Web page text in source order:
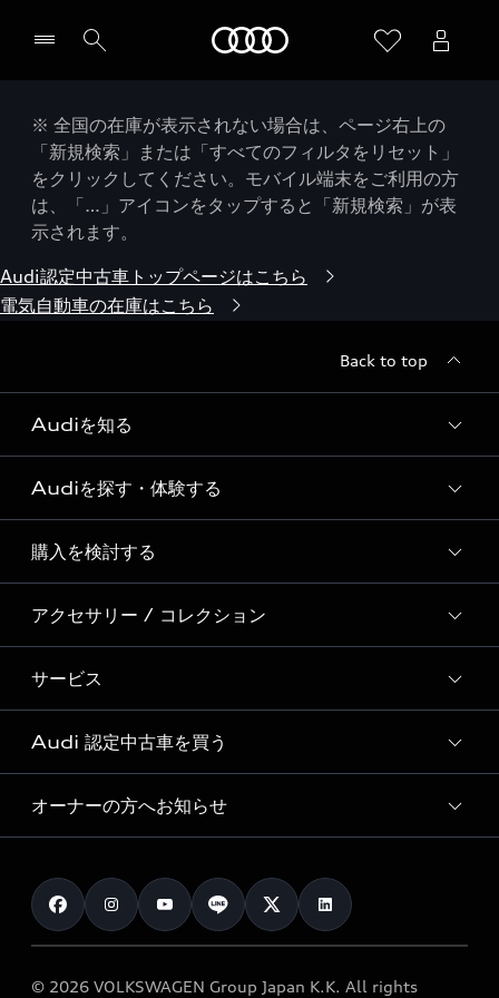
※ 全国の在庫が表示されない場合は、ページ右上の
「新規検索」または「すべてのフィルタをリセット」
をクリックしてください。モバイル端末をご利用の方
は、「…」アイコンをタップすると「新規検索」が表
示されます。
Audi認定中古車トップページはこちら
電気自動車の在庫はこちら
Back to top
Audiを知る
Audi ブランド
Story of Progress
Audi Sport
Formula 1®
デジタルサービス
Audiを探す・体験する
ディーラー検索
新車在庫検索
試乗車・展示車検索
見積り依頼
試乗予約
購入を検討する
モデル一覧
特別仕様モデル / 限定モデル
e-tronラインアップ
価格シミュレーション
車両比較
カタログ一覧
アクセサリー / コレクション
純正アクセサリー
オンラインショップ
Audi collection
アウディナビアプリ
サービス
サービス入庫予約
サービスプログラム
メンテナンス
車検 / 定期点検
e-tronアフターサポート
Audi 認定中古車を買う
Audi認定中古車
クオリティ
保証
メンテナンス
オーナーの方へお知らせ
お知らせ
オーナー様向けキャンペーン
© 2026 VOLKSWAGEN Group Japan K.K. All rights